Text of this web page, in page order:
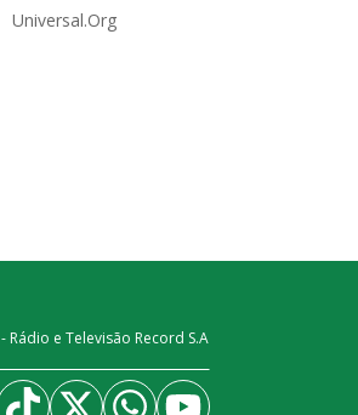
Universal.Org
- Rádio e Televisão Record S.A